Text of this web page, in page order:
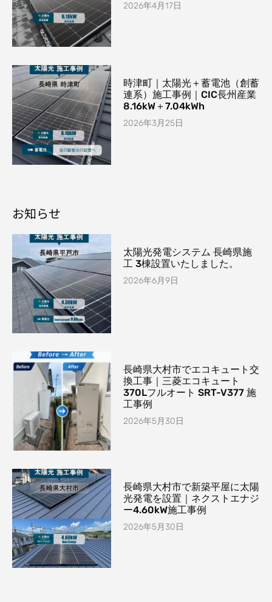
2026年4月17日
時津町｜太陽光＋蓄電池（創蓄
連系）施工事例｜CIC長州産業
8.16kW＋7.04kWh
2026年3月25日
お知らせ
太陽光発電システム 長崎県施
工 3棟設置いたしました。
2026年6月9日
長崎県大村市でエコキュート交
換工事｜三菱エコキュート
370Lフルオート SRT-V377 施
工事例
2026年5月30日
長崎県大村市で新築平屋に太陽
光発電を設置｜ネクストエナジ
ー4.60kW施工事例
2026年5月30日